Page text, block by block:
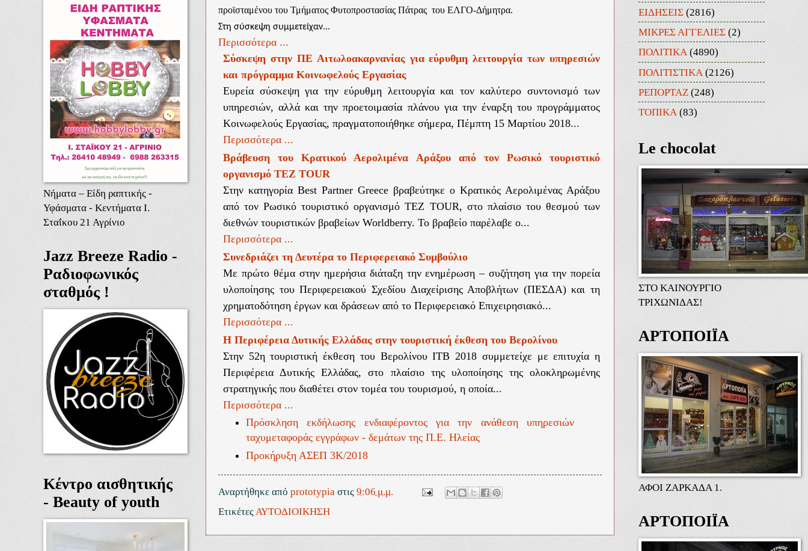
προϊσταμένου του Τμήματος Φυτοπροστασίας Πάτρας του ΕΛΓΟ-Δήμητρα.
Στη σύσκεψη συμμετείχαν...
Περισσότερα ...
Σύσκεψη στην ΠΕ Αιτωλοακαρνανίας για εύρυθμη λειτουργία των υπηρεσιών
και πρόγραμμα Κοινωφελούς Εργασίας
Ευρεία σύσκεψη για την εύρυθμη λειτουργία και τον καλύτερο συντονισμό των
υπηρεσιών, αλλά και την προετοιμασία πλάνου για την έναρξη του προγράμματος
Κοινωφελούς Εργασίας, πραγματοποιήθηκε σήμερα, Πέμπτη 15 Μαρτίου 2018...
Περισσότερα ...
Βράβευση του Κρατικού Αερολιμένα Αράξου από τον Ρωσικό τουριστικό
οργανισμό TEZ TOUR
Στην κατηγορία Best Partner Greece βραβεύτηκε ο Κρατικός Αερολιμένας Αράξου
από τον Ρωσικό τουριστικό οργανισμό TEZ TOUR, στο πλαίσιο του θεσμού των
διεθνών τουριστικών βραβείων Worldberry. Το βραβείο παρέλαβε ο...
Περισσότερα ...
Συνεδριάζει τη Δευτέρα το Περιφερειακό Συμβούλιο
Με πρώτο θέμα στην ημερήσια διάταξη την ενημέρωση – συζήτηση για την πορεία
υλοποίησης του Περιφερειακού Σχεδίου Διαχείρισης Αποβλήτων (ΠΕΣΔΑ) και τη
χρηματοδότηση έργων και δράσεων από το Περιφερειακό Επιχειρησιακό...
Περισσότερα ...
Η Περιφέρεια Δυτικής Ελλάδας στην τουριστική έκθεση του Βερολίνου
Στην 52η τουριστική έκθεση του Βερολίνου ΙΤΒ 2018 συμμετείχε με επιτυχία η
Περιφέρεια Δυτικής Ελλάδας, στο πλαίσιο της υλοποίησης της ολοκληρωμένης
στρατηγικής που διαθέτει στον τομέα του τουρισμού, η οποία...
Περισσότερα ...
Πρόσκληση εκδήλωσης ενδιαφέροντος για την ανάθεση υπηρεσιών
ταχυμεταφοράς εγγράφων - δεμάτων της Π.Ε. Ηλείας
Προκήρυξη ΑΣΕΠ 3Κ/2018
Αναρτήθηκε από prototypia στις 9:06 μ.μ.
Ετικέτες ΑΥΤΟΔΙΟΙΚΗΣΗ
Νήματα – Είδη ραπτικής -
Υφάσματα - Κεντήματα Ι.
Σταΐκου 21 Αγρίνιο
Jazz Breeze Radio -
Ραδιοφωνικός
σταθμός !
Κέντρο αισθητικής
- Beauty of youth
ΕΙΔΗΣΕΙΣ (2816)
ΜΙΚΡΕΣ ΑΓΓΕΛΙΕΣ (2)
ΠΟΛΙΤΙΚΑ (4890)
ΠΟΛΙΤΙΣΤΙΚΑ (2126)
ΡΕΠΟΡΤΑΖ (248)
ΤΟΠΙΚΑ (83)
Le chocolat
ΣΤΟ ΚΑΙΝΟΥΡΓΙΟ
ΤΡΙΧΩΝΙΔΑΣ!
ΑΡΤΟΠΟΙΪΑ
ΑΦΟΙ ΖΑΡΚΑΔΑ 1.
ΑΡΤΟΠΟΙΪΑ